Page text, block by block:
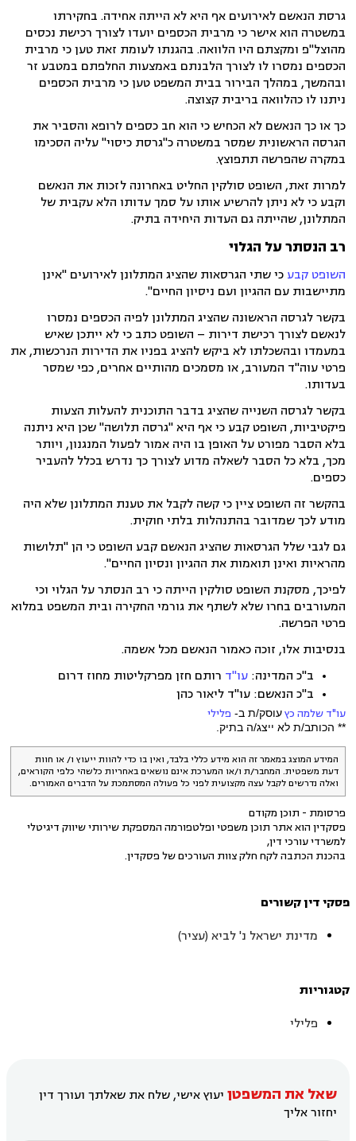
גרסת הנאשם לאירועים אף היא לא הייתה אחידה. בחקירתו
במשטרה הוא אישר כי מרבית הכספים יועדו לצורך רכישת נכסים
מהוצל"פ ומקצתם היו הלוואה. בהגנתו לעומת זאת טען כי מרבית
הכספים נמסרו לו לצורך הלבנתם באמצעות החלפתם במטבע זר
ובהמשך, במהלך הבירור בבית המשפט טען כי מרבית הכספים
ניתנו לו כהלוואה בריבית קצוצה.
כך או כך הנאשם לא הכחיש כי הוא חב כספים לרופא והסביר את
הגרסה הראשונית שמסר במשטרה כ"גרסת כיסוי" עליה הסכימו
במקרה שהפרשה תתפוצץ.
למרות זאת, השופט סולקין החליט באחרונה לזכות את הנאשם
וקבע כי לא ניתן להרשיע אותו על סמך עדותו הלא עקבית של
המתלונן, שהייתה גם העדות היחידה בתיק.
רב הנסתר על הגלוי
השופט קבע כי שתי הגרסאות שהציג המתלונן לאירועים "אינן
מתיישבות עם ההגיון ועם ניסיון החיים".
בקשר לגרסה הראשונה שהציג המתלונן לפיה הכספים נמסרו
לנאשם לצורך רכישת דירות – השופט כתב כי לא ייתכן שאיש
במעמדו ובהשכלתו לא ביקש להציג בפניו את הדירות הנרכשות, את
פרטי עוה"ד המעורב, או מסמכים מהותיים אחרים, כפי שמסר
בעדותו.
בקשר לגרסה השנייה שהציג בדבר התוכנית להעלות הצעות
פיקטיביות, השופט קבע כי אף היא "גרסה תלושה" שכן היא ניתנה
בלא הסבר מפורט על האופן בו היה אמור לפעול המנגנון, ויותר
מכך, בלא כל הסבר לשאלה מדוע לצורך כך נדרש בכלל להעביר
כספים.
בהקשר זה השופט ציין כי קשה לקבל את טענת המתלונן שלא היה
מודע לכך שמדובר בהתנהלות בלתי חוקית.
גם לגבי שלל הגרסאות שהציג הנאשם קבע השופט כי הן "תלושות
מהראיות ואינן תואמות את ההגיון ונסיון החיים".
לפיכך, מסקנת השופט סולקין הייתה כי רב הנסתר על הגלוי וכי
המעורבים בחרו שלא לשתף את גורמי החקירה ובית המשפט במלוא
פרטי הפרשה.
בנסיבות אלו, זוכה כאמור הנאשם מכל אשמה.
ב"כ המדינה: עו"ד רותם חזן מפרקליטות מחוז דרום
ב"כ הנאשם: עו"ד ליאור כהן
עו"ד שלמה כץעוסק/ת ב- פלילי
** הכותב/ת לא ייצג/ה בתיק.
המידע המוצג במאמר זה הוא מידע כללי בלבד, ואין בו כדי להוות ייעוץ ו/ או חוות
דעת משפטית. המחבר/ת ו/או המערכת אינם נושאים באחריות כלשהי כלפי הקוראים,
ואלה נדרשים לקבל עצה מקצועית לפני כל פעולה המסתמכת על הדברים האמורים.
פרסומת - תוכן מקודם
פסקדין הוא אתר תוכן משפטי ופלטפורמה המספקת שירותי שיווק דיגיטלי
למשרדי עורכי דין,
בהכנת הכתבה לקח חלק צוות העורכים של פסקדין.
פסקי דין קשורים
מדינת ישראל נ' לביא (עציר)
קטגוריות
פלילי
שאל את המשפטן יעוץ אישי, שלח את שאלתך ועורך דין
יחזור אליך